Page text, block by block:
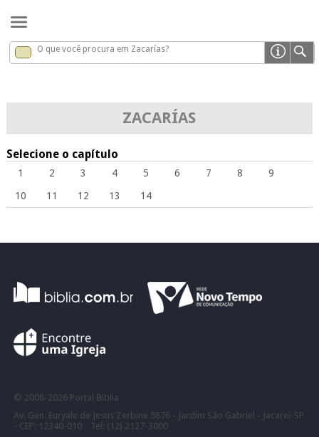
Zacarías x
O que você procura em Zacarías?
ZACARÍAS
Selecione o capítulo
1 2 3 4 5 6 7 8
9
10
11 12 13 14
© 2008- 2026 Portal Bíblia
Av. Gen. Euryale de Jesus Zerbine 5876 - Jardim São Gabriel - Jacareí-SP
- CEP: 12340-010 Tel: (12) 2127-3000